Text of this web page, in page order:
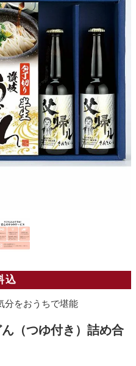
込
分をおうちで堪能
（つゆ付き）詰め合